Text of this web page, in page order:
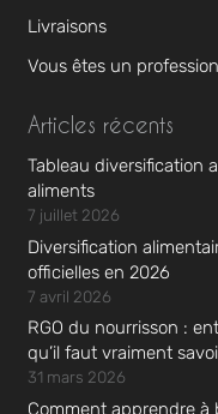
Livraisons
Vous êtes un
Articles récents
Tableau diversification
aliments
7 juillet 2026
Diversification
officielles en 2026
7 avril 2026
RGO du nourrisson :
qu’il faut vraiment
31 mars 2026
Comment apprendre à